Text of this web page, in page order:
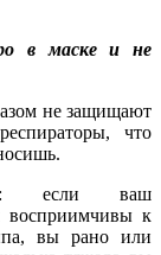
в маске и не
не защищают
что
если ваш
восприимчивы к
вы рано или